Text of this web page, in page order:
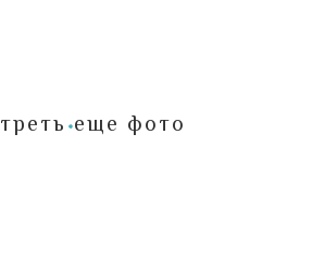
еще фото